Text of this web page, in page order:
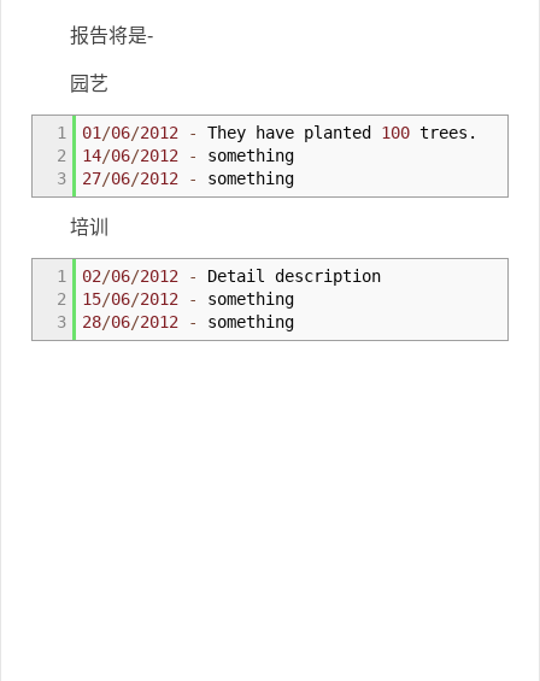
报告将是-
园艺
1
2
3
01 /06/2012 - They have planted 100 trees.
14/06/2012 -
something
27/06/2012 - something
培训
1
2
3
02/06/2012 -
Detail description
15/06/2012 -
something
28/06/2012 - something